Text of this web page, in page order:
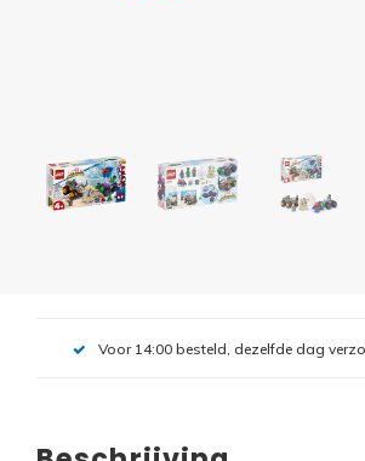
Voor 14:00 besteld, dezelfde dag